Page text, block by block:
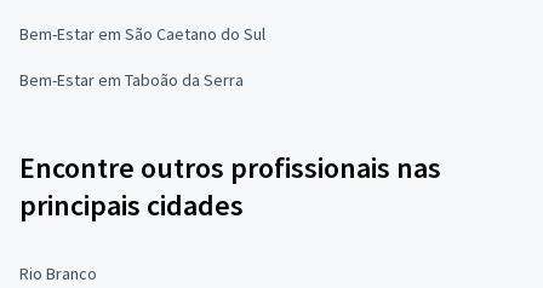
Bem-Estar em São Caetano do Sul
Bem-Estar em Taboão da Serra
Encontre outros profissionais nas
principais cidades
Rio Branco